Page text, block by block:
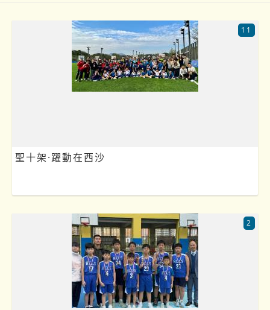
聖十架·躍動在西沙
11
2